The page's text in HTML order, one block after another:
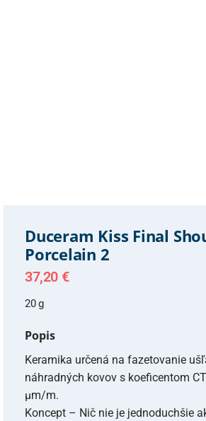
Duceram Kiss Final
Porcelain 2
37,20 €
20 g
Popis
Keramika určená na fazetovanie
náhradných kovov s koeficentom
µm/m.
Koncept – Nič nie je jednoduchšie